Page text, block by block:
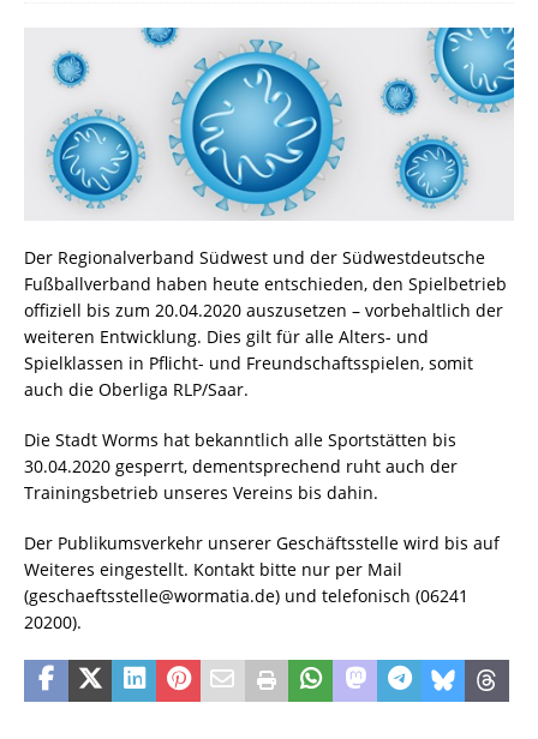
Der Regionalverband Südwest und der Südwestdeutsche
Fußballverband haben heute entschieden, den Spielbetrieb
offiziell bis zum 20.04.2020 auszusetzen – vorbehaltlich der
weiteren Entwicklung. Dies gilt für alle Alters- und
Spielklassen in Pflicht- und Freundschaftsspielen, somit
auch die Oberliga RLP/Saar.
Die Stadt Worms hat bekanntlich alle Sportstätten bis
30.04.2020 gesperrt, dementsprechend ruht auch der
Trainingsbetrieb unseres Vereins bis dahin.
Der Publikumsverkehr unserer Geschäftsstelle wird bis auf
Weiteres eingestellt. Kontakt bitte nur per Mail
(geschaeftsstelle@wormatia.de) und telefonisch (06241
20200).